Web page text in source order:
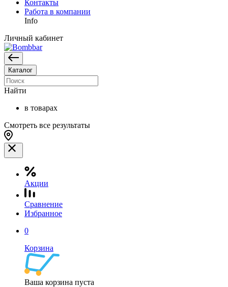
Контакты
Работа в компании
Info
Личный кабинет
Каталог
Найти
в товарах
Смотреть все результаты
Акции
Сравнение
Избранное
0
Корзина
Ваша корзина пуста